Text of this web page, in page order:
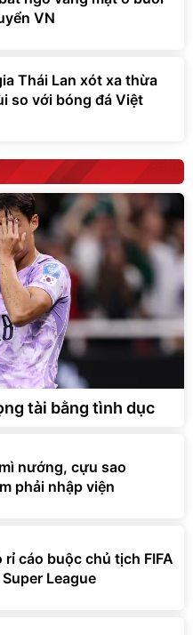
VN
Thái Lan xót xa thừa
so với bóng đá Việt
tài bằng tình dục
nướng, cựu sao
phải nhập viện
rỉ cáo buộc chủ tịch FIFA
League